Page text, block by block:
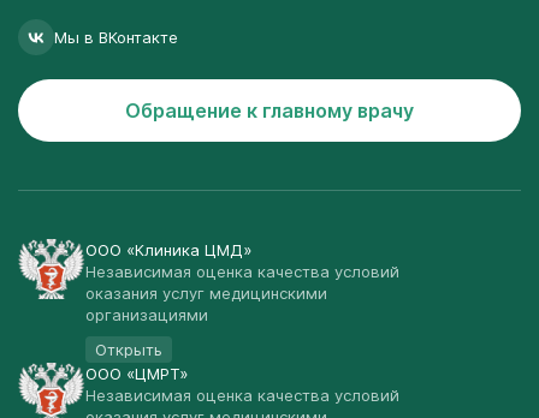
Мы в ВКонтакте
Обращение к главному врачу
ООО «Клиника ЦМД»
Независимая оценка качества условий
оказания услуг медицинскими
организациями
Открыть
ООО «ЦМРТ»
Независимая оценка качества условий